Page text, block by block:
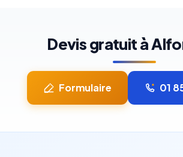
Devis gratuit à
Formulaire 01